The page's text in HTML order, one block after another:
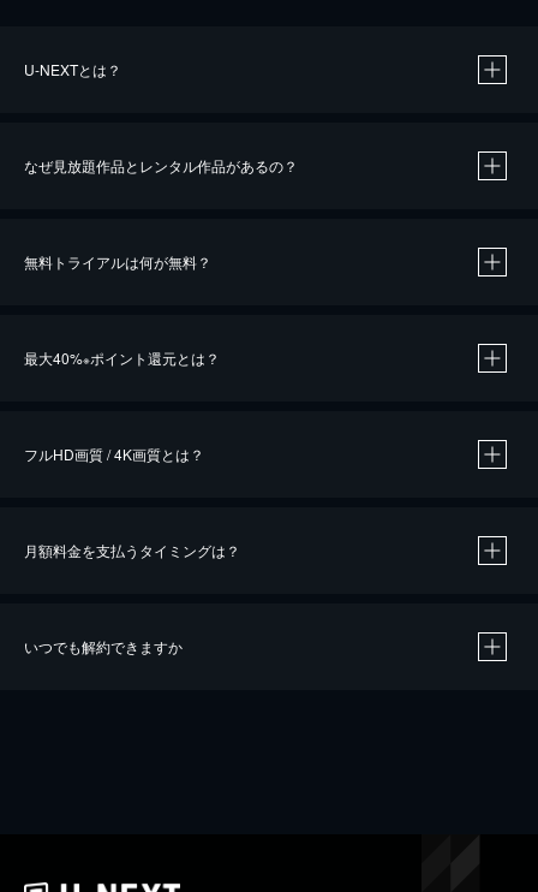
U-NEXTとは？
なぜ見放題作品とレンタル作品があるの？
無料トライアルは何が無料？
最大40%※ポイント還元とは？
※40％ポイント還元の対象は、クレジットカード決済による作品の購入 / レンタルです。
iOSアプリのUコイン決済による作品の購入 / レンタルは、20％のポイント還元です。
フルHD画質 / 4K画質とは？
月額料金を支払うタイミングは？
いつでも解約できますか